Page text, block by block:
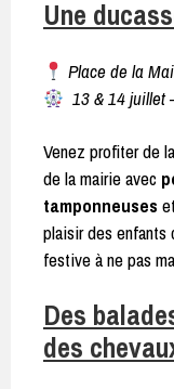
Une
Place de la
13 & 14 juillet
Venez profiter de
de la mairie avec
tamponneuses
plaisir des enfants
festive à ne pas
Des
des